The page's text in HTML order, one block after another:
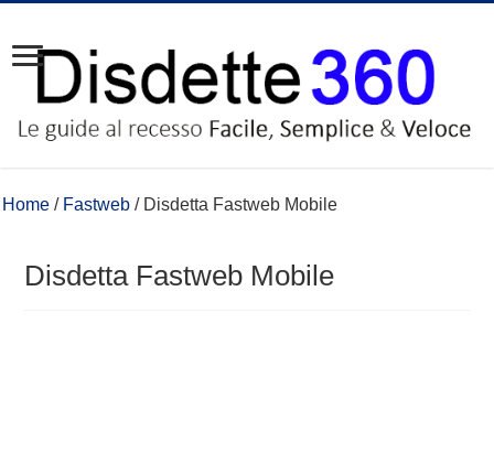
Home / Fastweb / Disdetta Fastweb Mobile
Disdetta Fastweb Mobile